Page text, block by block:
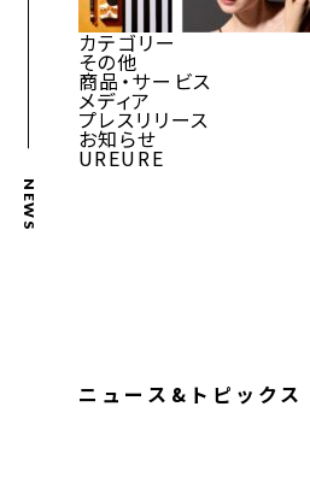
NEWS
カテゴリー
その他
商品・サービス
メディア
プレスリリース
お知らせ
UREURE
ニュース&トピックス